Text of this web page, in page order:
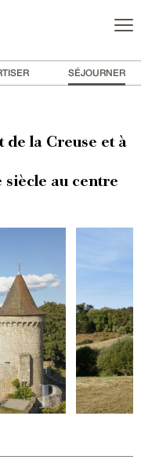
SÉJOURNER
de la Creuse et à
au centre